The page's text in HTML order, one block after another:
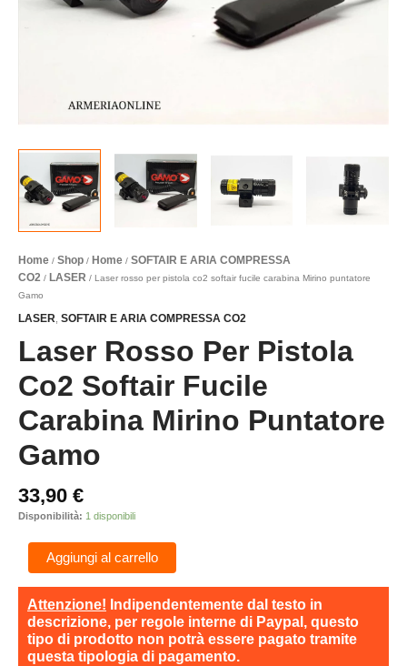
Home / Shop / Home / SOFTAIR E ARIA COMPRESSA
CO2 / LASER / Laser rosso per pistola co2 softair fucile carabina Mirino puntatore
Gamo
LASER SOFTAIR E ARIA COMPRESSA CO2
Laser Rosso Per Pistola
Co2 Softair Fucile
Carabina Mirino Puntatore
Gamo
33,90 €
Disponibilità: 1 disponibili
Aggiungi al carrello
Attenzione! Indipendentemente dal testo in
descrizione, per regole interne di Paypal, questo
tipo di prodotto non potrà essere pagato tramite
questa tipologia di pagamento.